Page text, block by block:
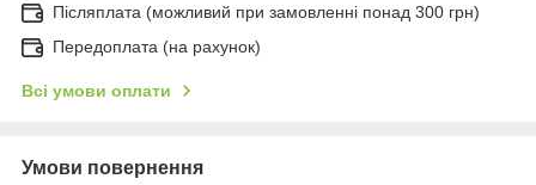
Післяплата (можливий при замовленні понад 300 грн)
Передоплата (на рахунок)
Всі умови оплати
Умови повернення